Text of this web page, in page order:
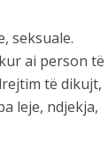
seksuale.
ai person të
të dikujt,
leje, ndjekja,